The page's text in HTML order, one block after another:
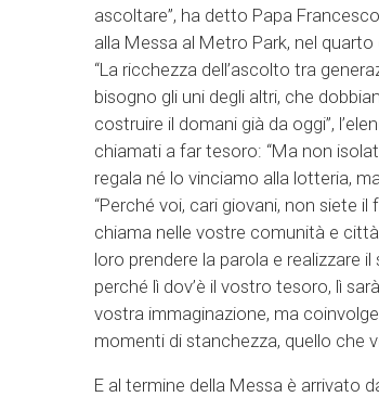
ascoltare”, ha detto Papa Francesco
alla Messa al Metro Park, nel
“La ricchezza dell’ascolto tra
bisogno gli uni degli altri, che
costruire il domani già da oggi”,
chiamati a far tesoro: “Ma non
regala né lo vinciamo alla lotteria,
“Perché voi, cari giovani, non siete il
chiama nelle vostre comunità e
loro prendere la parola e realizzare
perché lì dov’è il vostro tesoro, lì
vostra immaginazione, ma
momenti di stanchezza, quello che
E al termine della Messa è arrivato